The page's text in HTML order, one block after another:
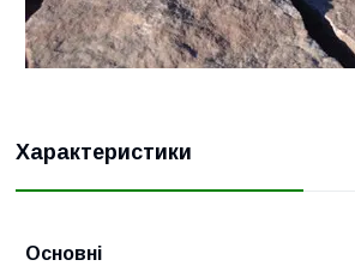
Характеристики
Основні